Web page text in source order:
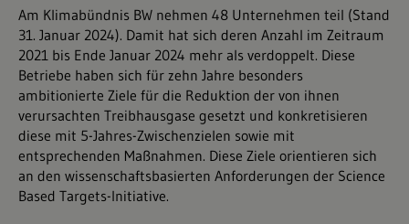
Am Klimabündnis BW nehmen 48 Unternehmen teil (Stand
31. Januar 2024). Damit hat sich deren Anzahl im Zeitraum
2021 bis Ende Januar 2024 mehr als verdoppelt. Diese
Betriebe haben sich für zehn Jahre besonders
ambitionierte Ziele für die Reduktion der von ihnen
verursachten Treibhausgase gesetzt und konkretisieren
diese mit 5-Jahres-Zwischenzielen sowie mit
entsprechenden Maßnahmen. Diese Ziele orientieren sich
an den wissenschaftsbasierten Anforderungen der Science
Based Targets-Initiative.